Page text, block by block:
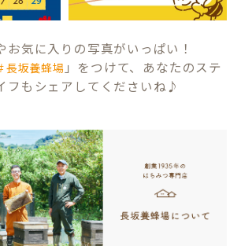
お気に入りの写真がいっぱい！
長坂養蜂場 」をつけて、あなたのステ
フもシェアしてくださいね♪